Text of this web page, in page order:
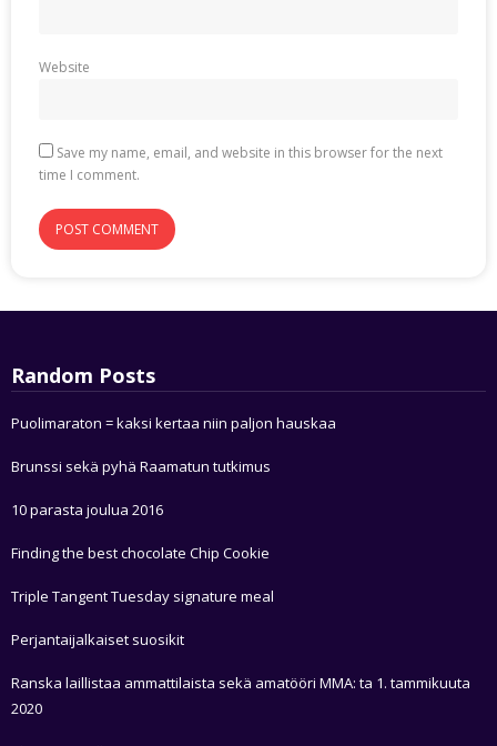
Website
Save my name, email, and website in this browser for the next
time I comment.
Random Posts
Puolimaraton = kaksi kertaa niin paljon hauskaa
Brunssi sekä pyhä Raamatun tutkimus
10 parasta joulua 2016
Finding the best chocolate Chip Cookie
Triple Tangent Tuesday signature meal
Perjantaijalkaiset suosikit
Ranska laillistaa ammattilaista sekä amatööri MMA: ta 1. tammikuuta
2020